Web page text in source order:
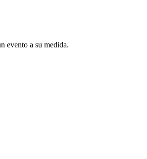
evento a su medida.